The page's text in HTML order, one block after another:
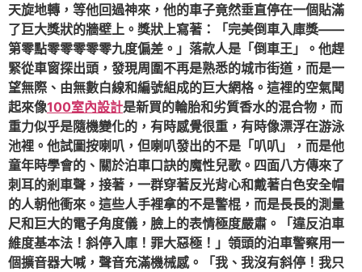
天旋地轉，等他回過神來，他的車子竟然垂直停在一個貼滿
了巨大獎狀的牆壁上。獎狀上寫著：「完美倒車入庫獎——
第零點零零零零零九度偏差。」落款人是「倒車王」。他趕
緊從車窗探出頭，發現周圍不再是熟悉的城市街道，而是一
望無際、由無數白線和編號組成的巨大網格。這裡的空氣聞
起來像100室內設計是新買的輪胎和劣質香水的混合物，而
重力似乎是隨機變化的，有時感覺很重，有時像漂浮在游泳
池裡。他試圖按喇叭，但喇叭發出的不是「叭叭」，而是他
童年時學會的、關於泊車口訣的魔性兒歌。四面八方傳來了
刺耳的剎車聲，接著，一群穿著反光背心和戴著白色安全帽
的人朝他衝來。這些人手裡拿的不是警棍，而是長長的測量
尺和巨大的電子角度儀，臉上的表情極度嚴肅。「違反泊車
維度基本法！斜停入庫！罪大惡極！」領頭的泊車警察用一
個擴音器大喊，聲音充滿機械感。「我、我沒有斜停！我只